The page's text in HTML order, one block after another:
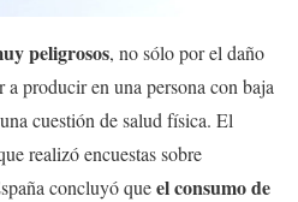
peligrosos, no sólo por el daño
producir en una persona con baja
cuestión de salud física. El
realizó encuestas sobre
concluyó queel consumo de